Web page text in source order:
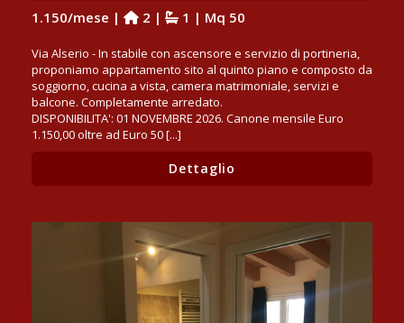
1.150/mese | 2 | 1 | Mq 50
Via Alserio - In stabile con ascensore e servizio di portineria,
proponiamo appartamento sito al quinto piano e composto da
soggiorno, cucina a vista, camera matrimoniale, servizi e
balcone. Completamente arredato.
DISPONIBILITA': 01 NOVEMBRE 2026. Canone mensile Euro
1.150,00 oltre ad Euro 50 [...]
Dettaglio